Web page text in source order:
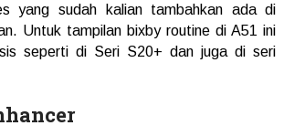
yang sudah kalian tambahkan ada di
Untuk tampilan bixby routine di A51 ini
seperti di Seri S20+ dan juga di seri